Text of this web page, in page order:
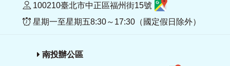
100210臺北市中正區福州街15號
星期一至星期五8:30～17:30（國定假日除外）
南投辦公區